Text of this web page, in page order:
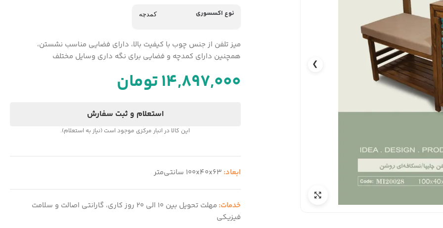
❯
نوع اکسسوری کمدچه
میز تلفن از جنس چوب با کیفیت بالا، دارای فضایی مناسب نشستن،
همچنین دارای کمدچه و فضایی برای نگه داری وسایل مختلف
14,897,000تومان
استعلام و ثبت سفارش
این کالا در انبار مرکزی موجود است (نیاز به استعلام).
ابعاد: 100x40x63 سانتی‌متر
خدمات:
مهلت تحویل بین 10 الی 20 روز کاری، گارانتی اصالت و سلامت
فیزیکی